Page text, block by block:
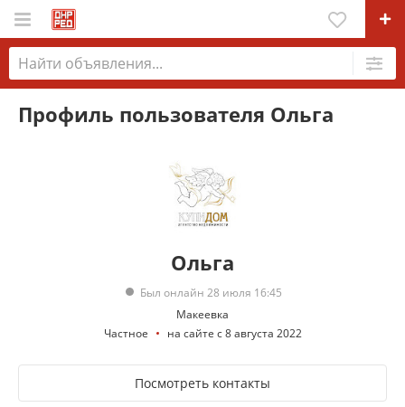
Профиль пользователя Ольга
Ольга
Был онлайн 28 июля 16:45
Макеевка
Частное
на сайте с 8 августа 2022
Посмотреть контакты